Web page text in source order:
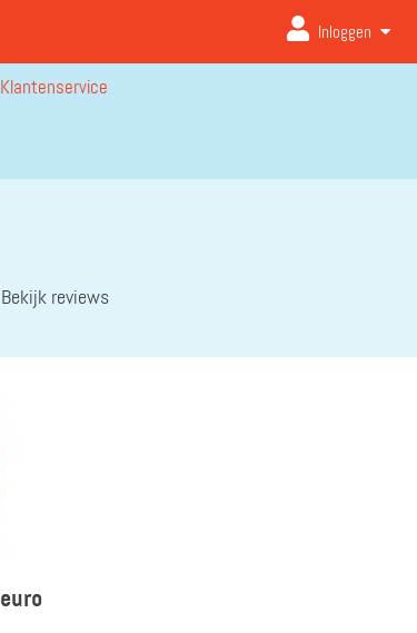
Inloggen
Klantenservice
Bekijk reviews